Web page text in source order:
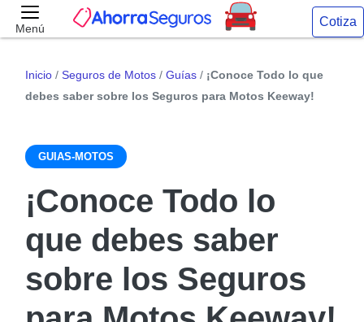
Menú Cotiza
Inicio / Seguros de Motos / Guías / ¡Conoce Todo lo que
debes saber sobre los Seguros para Motos Keeway!
GUIAS-MOTOS
¡Conoce Todo lo
que debes saber
sobre los Seguros